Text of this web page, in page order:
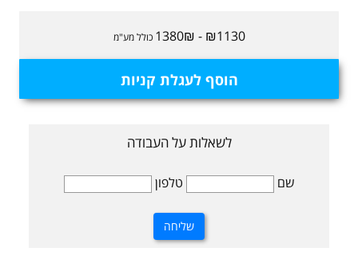
₪1130 - 1380₪ כולל מע"מ
הוסף לעגלת קניות
לשאלות על העבודה
שם טלפון